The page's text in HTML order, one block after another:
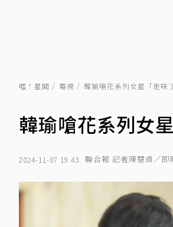
噓！星聞 電視 韓瑜嗆花系列女星「走味
韓瑜嗆花系列女
2024-11-07 19:43 聯合報 記者陳慧貞／即